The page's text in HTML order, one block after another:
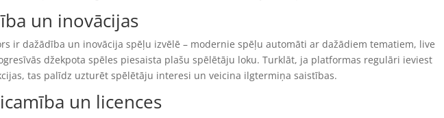
un inovācijas
ir dažādība un inovācija spēļu izvēlē – modernie spēļu automāti ar dažādiem tematiem, live
džekpota spēles piesaista plašu spēlētāju loku. Turklāt, ja platformas regulāri ieviest
tas palīdz uzturēt spēlētāju interesi un veicina ilgtermiņa saistības.
un licences